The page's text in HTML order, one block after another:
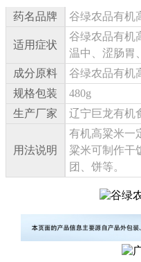
药名品牌 谷绿农品有机
适用症状
谷绿农品有机
温中、涩肠胃
成分原料
谷绿农品有机
规格包装
480g
生产厂家
辽宁巨龙有机
用法说明
有机高粱米一
粱米可制作干
团、饼等。